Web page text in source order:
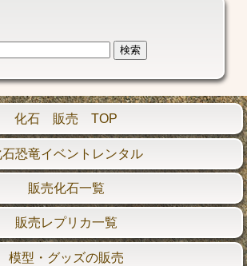
化石 販売 TOP
石恐竜イベントレンタル
販売化石一覧
販売レプリカ一覧
模型・グッズの販売